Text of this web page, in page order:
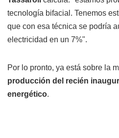
tecnología bifacial. Tenemos
que con esa técnica se podría
electricidad en un 7%".
Por lo pronto, ya está sobre la
producción del recién
energético.